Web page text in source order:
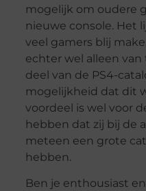
mogelijk om oudere
nieuwe console. Het
veel gamers blij
echter wel alleen
deel van de PS4-
mogelijkheid dat dit
voordeel is wel voor
hebben dat zij bij de
meteen een grote
hebben.
Ben je enthousiast